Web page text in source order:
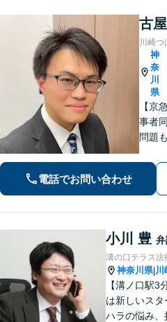
古
川崎
神
奈
川
県
【京
事者
問題
族」
くだ
適な
電話でお問い合わせ
小川 豊
溝の口テラス法
神奈川県|川
【溝ノ口駅3
は新しいスタ
ハラの悩み、